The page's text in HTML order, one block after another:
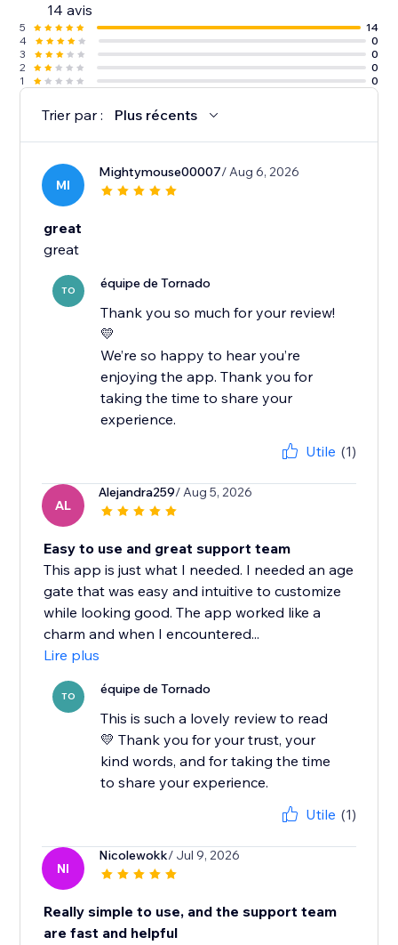
14 avis
5
14
4
0
3
0
2
0
1
0
Trier par : Plus récents
MI
Mightymouse00007/ Aug 6, 2026
great
great
TO équipe de Tornado
Thank you so much for your review!
💛
We’re so happy to hear you’re
enjoying the app. Thank you for
taking the time to share your
experience.
Utile (1)
AL
Alejandra259/ Aug 5, 2026
Easy to use and great support team
This app is just what I needed. I needed an age
gate that was easy and intuitive to customize
while looking good. The app worked like a
charm and when I encountered...
Lire plus
TO équipe de Tornado
This is such a lovely review to read
💛 Thank you for your trust, your
kind words, and for taking the time
to share your experience.
Utile (1)
NI
Nicolewokk/ Jul 9, 2026
Really simple to use, and the support team
are fast and helpful